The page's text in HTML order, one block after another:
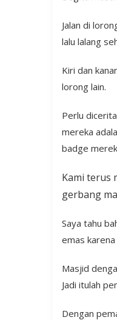
Jalan di
lalu lalang
Kiri dan
lorong lain.
Perlu
mereka
badge
Kami terus
gerbang
Saya tahu
emas
Masjid
Jadi itulah
Dengan